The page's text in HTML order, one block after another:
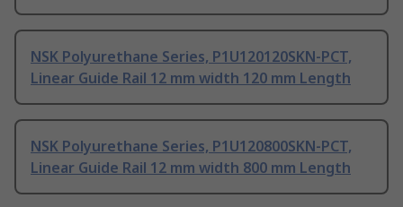
NSK Polyurethane Series, P1U120120SKN-PCT,
Linear Guide Rail 12 mm width 120 mm Length
NSK Polyurethane Series, P1U120800SKN-PCT,
Linear Guide Rail 12 mm width 800 mm Length